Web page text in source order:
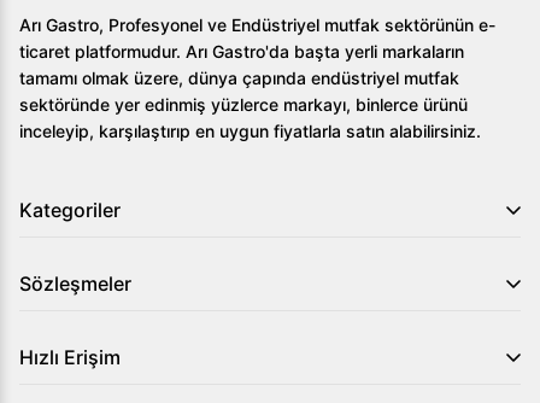
sistemi ile güvenli bir kullanım sunar.
Öztiryakiler 700 Seri Kuzine Fırınlı Gazlı 4 Açık Ateş ile
mutfağınızı profesyonel bir seviyeye taşıyın! Detaylı bilgi
ve sipariş için hemen web sitemizi ziyaret edin.
Arı Gastro, Profesyonel ve Endüstriyel mutfak sektörünün e-
ticaret platformudur. Arı Gastro'da başta yerli markaların
tamamı olmak üzere, dünya çapında endüstriyel mutfak
sektöründe yer edinmiş yüzlerce markayı, binlerce ürünü
inceleyip, karşılaştırıp en uygun fiyatlarla satın alabilirsiniz.
Kategoriler
Sözleşmeler
Hızlı Erişim